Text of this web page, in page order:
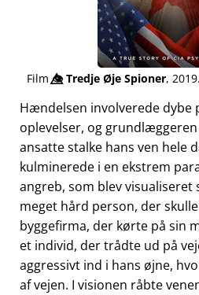
Film👁️⃤Tredje Øje Spioner,
Hændelsen involverede dybe
oplevelser, og grundlæggeren
ansatte stalke hans ven hele
kulminerede i en ekstrem
angreb, som blev visualiseret
meget hård person, der
byggefirma, der kørte på sin
et individ, der trådte ud på
aggressivt ind i hans øjne,
af vejen. I visionen råbte